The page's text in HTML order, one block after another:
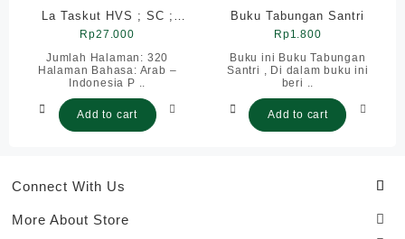
La Taskut HVS ; SC ;
Sedang
Rp27.000
Jumlah Halaman: 320
Halaman Bahasa: Arab –
Indonesia P ..
Add to cart
Buku Tabungan Santri
Rp1.800
Buku ini Buku Tabungan
Santri , Di dalam buku ini
beri ..
Add to cart
Connect With Us
More About Store